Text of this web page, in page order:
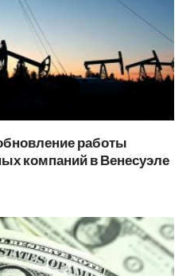
работы
компаний в Венесуэле